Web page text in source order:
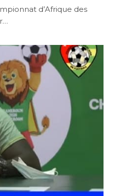
d’Afrique des